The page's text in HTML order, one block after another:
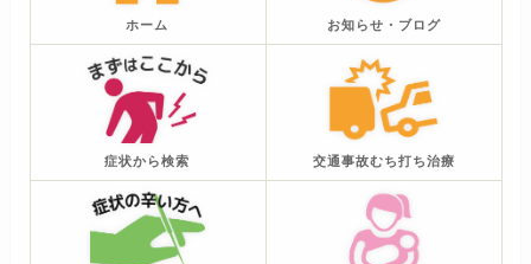
ホーム お知らせ・ブログ
症状から検索 交通事故むち打ち治療